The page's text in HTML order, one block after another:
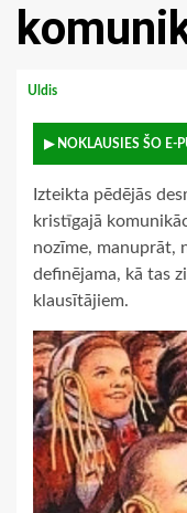
Uldis
▶ NOKLAUSIES ŠO E-
Izteikta pēdējās
kristīgajā
nozīme, manuprāt,
definējama, kā tas
klausītājiem.